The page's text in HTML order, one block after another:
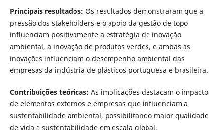
Principais resultados: Os resultados demonstraram que a
pressão dos stakeholders e o apoio da gestão de topo
influenciam positivamente a estratégia de inovação
ambiental, a inovação de produtos verdes, e ambas as
inovações influenciam o desempenho ambiental das
empresas da indústria de plásticos portuguesa e brasileira.
Contribuições teóricas: As implicações destacam o impacto
de elementos externos e empresas que influenciam a
sustentabilidade ambiental, possibilitando maior qualidade
de vida e sustentabilidade em escala global.